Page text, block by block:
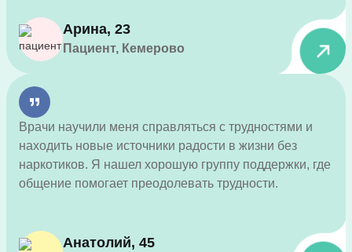
Арина, 23
Пациент, Кемерово
Врачи научили меня справляться с трудностями и
находить новые источники радости в жизни без
наркотиков. Я нашел хорошую группу поддержки, где
общение помогает преодолевать трудности.
Анатолий, 45